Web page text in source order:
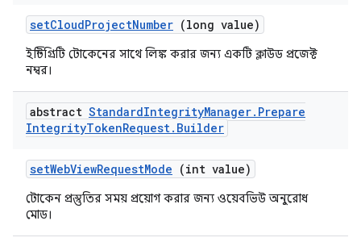
setCloudProjectNumber (long value)
ইন্টিগ্রিটি টোকেনের সাথে লিঙ্ক করার জন্য একটি ক্লাউড প্রজেক্ট
নম্বর।
abstract StandardIntegrityManager. Prepare
IntegrityTokenRequest. Builder
setWebViewRequestMode (int value)
টোকেন প্রস্তুতির সময় প্রয়োগ করার জন্য ওয়েবভিউ অনুরোধ
মোড।